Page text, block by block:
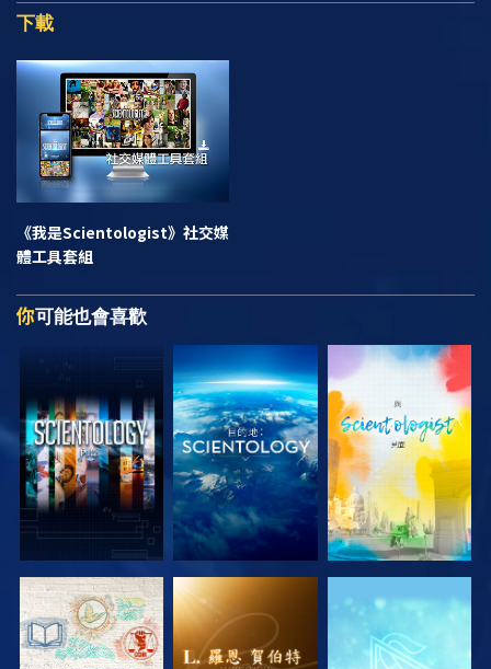
下載
《我是Scientologist》 社交媒
體工具套組
你可能也會喜歡
探索系列節目 探索系列節目 探索系列節目